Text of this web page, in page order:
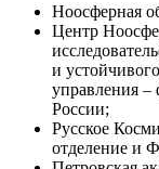
Ноосферная
Центр
и
управления
России;
Русское
отделение и